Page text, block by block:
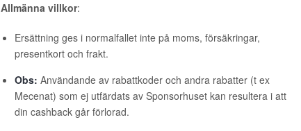
Allmänna villkor:
Ersättning ges i normalfallet inte på moms, försäkringar,
presentkort och frakt.
Obs: Användande av rabattkoder och andra rabatter (t ex
Mecenat) som ej utfärdats av Sponsorhuset kan resultera i att
din cashback går förlorad.